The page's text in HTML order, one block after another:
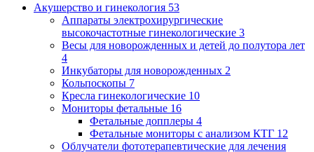
Акушерство и гинекология 53
Аппараты электрохирургические
высокочастотные гинекологические 3
Весы для новорожденных и детей до полутора лет
4
Инкубаторы для новорожденных 2
Кольпоскопы 7
Кресла гинекологические 10
Мониторы фетальные 16
Фетальные допплеры 4
Фетальные мониторы с анализом КТГ 12
Облучатели фототерапевтические для лечения